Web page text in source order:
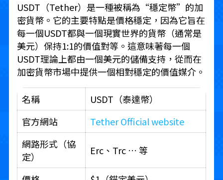
USDT（Tether）是一種被稱為“穩定幣”的加
密貨幣。它的主要特點是價格穩定，因為它旨在
每一個USDT都與一個現實世界的貨幣（通常是
美元）保持1:1的價值對等。這意味著每一個
USDT理論上都由一個美元的儲備支持，從而在
加密貨幣市場中提供一個相對穩定的價值媒介。
名稱
USDT（泰達幣）
官方網站
Tether Official website
網路形式（協
定）
Erc、Trc … 等